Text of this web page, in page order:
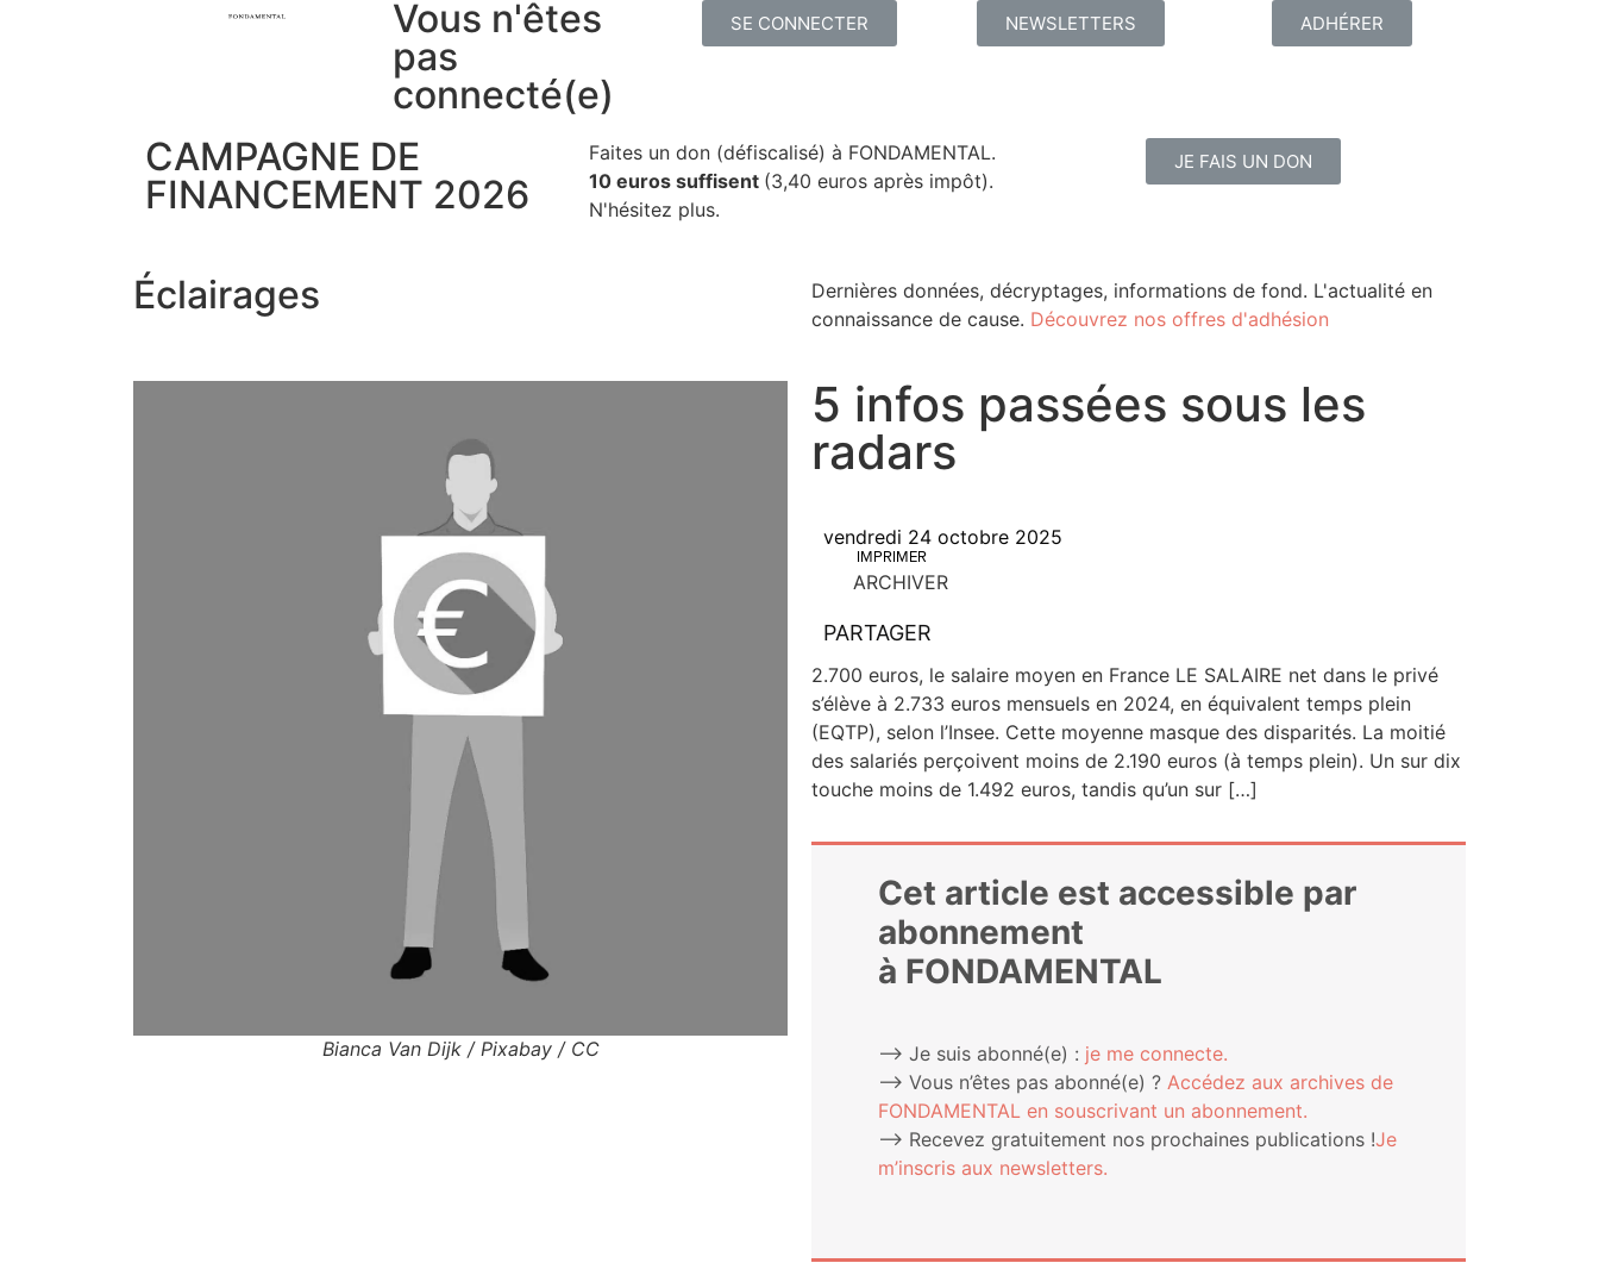
Vous n'êtes
pas
connecté(e)
SE CONNECTER NEWSLETTERS ADHÉRER
CAMPAGNE DE
FINANCEMENT 2026
Faites un don (défiscalisé) à FONDAMENTAL.
10 euros suffisent (3,40 euros après impôt).
N'hésitez plus.
JE FAIS UN DON
Éclairages
Dernières données, décryptages, informations de fond. L'actualité en
connaissance de cause. Découvrez nos offres d'adhésion
Bianca Van Dijk / Pixabay / CC
5 infos passées sous les
radars
vendredi 24 octobre 2025
IMPRIMER
ARCHIVER
PARTAGER
2.700 euros, le salaire moyen en France LE SALAIRE net dans le pri­vé
s’élève à 2.733 euros men­suels en 2024, en équi­valent temps plein
(EQTP), selon l’Insee. Cette moyenne masque des dis­pa­ri­tés. La moi­tié
des sala­riés per­çoivent moins de 2.190 euros (à temps plein). Un sur dix
touche moins de 1.492 euros, tan­dis qu’un sur […]
Cet article est accessible par
abonnement
à FONDAMENTAL
⟶ Je suis abonné(e) : je me connecte.
⟶ Vous n’êtes pas abonné(e) ? Accé­dez aux archives de
FONDAMENTAL en sous­cri­vant un abonnement.
⟶ Rece­vez gra­tui­te­ment nos pro­chaines publi­ca­tions !Je
m’ins­cris aux newsletters.